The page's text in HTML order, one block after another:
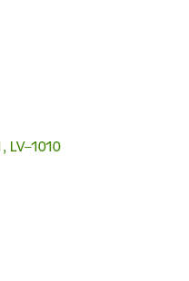
LV–1010